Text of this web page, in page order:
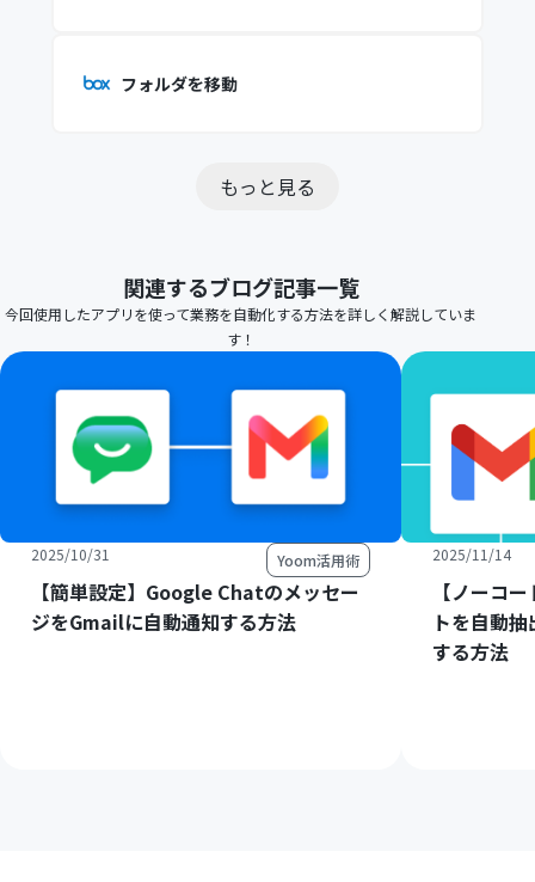
フォルダを移動
もっと見る
関連するブログ記事一覧
今回使用したアプリを使って業務を自動化する方法を詳しく解説していま
す！
2025/10/31 Yoom活用術
【簡単設定】Google Chatのメッセー
ジをGmailに自動通知する方法
2025/11/14
【ノーコ
トを自動
する方法